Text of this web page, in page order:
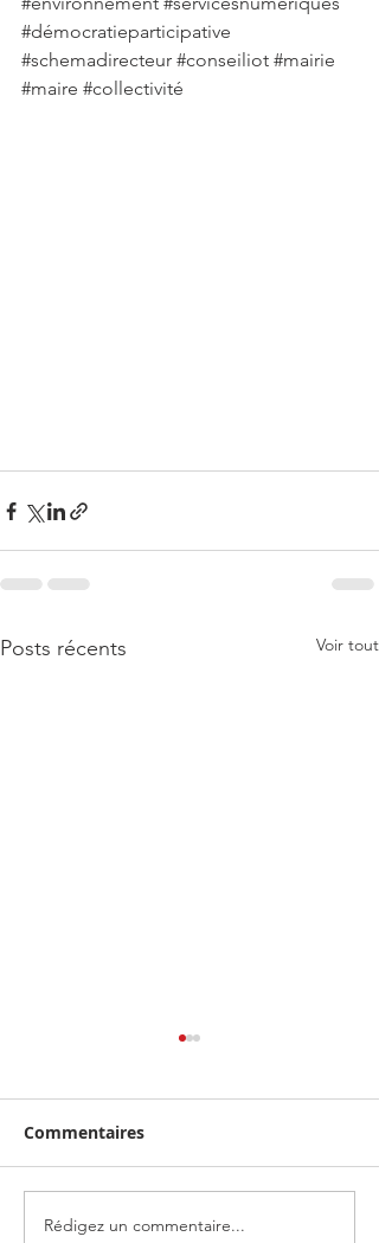
#démocratieparticipative
#schemadirecteur #conseiliot #mairie
#maire #collectivité
Posts récents Voir tout
IoTOPICS intervient
Commentaires
Rédigez un commentaire...